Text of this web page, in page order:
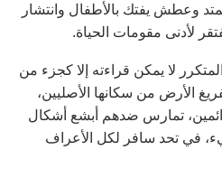
وعطش يفتك بالأطفال وانتشار
لأدنى مقومات الحياة.
لا يمكن قراءته إلا كجزء من
الأرض من سكانها الأصليين،
تمارس ضدهم أبشع أشكال
في تحد سافر لكل الأعراف